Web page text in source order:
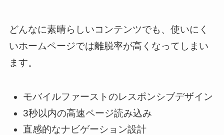
どんなに素晴らしいコンテンツでも、使いにく
いホームページでは離脱率が高くなってしまい
ます。
モバイルファーストのレスポンシブデザイン
3秒以内の高速ページ読み込み
直感的なナビゲーション設計